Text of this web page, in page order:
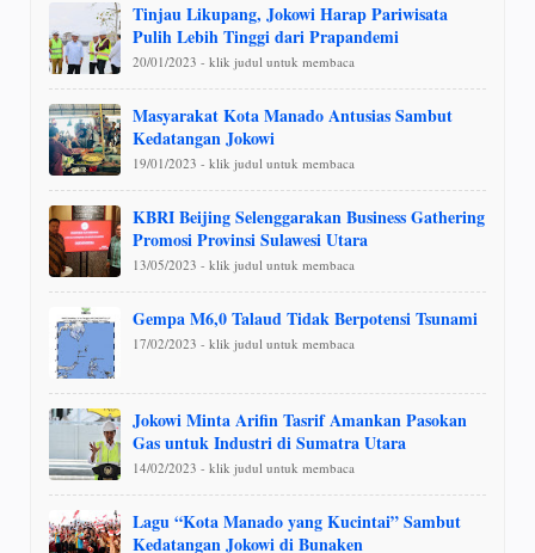
Tinjau Likupang, Jokowi Harap Pariwisata
Pulih Lebih Tinggi dari Prapandemi
20/01/2023 - klik judul untuk membaca
Masyarakat Kota Manado Antusias Sambut
Kedatangan Jokowi
19/01/2023 - klik judul untuk membaca
KBRI Beijing Selenggarakan Business Gathering
Promosi Provinsi Sulawesi Utara
13/05/2023 - klik judul untuk membaca
Gempa M6,0 Talaud Tidak Berpotensi Tsunami
17/02/2023 - klik judul untuk membaca
Jokowi Minta Arifin Tasrif Amankan Pasokan
Gas untuk Industri di Sumatra Utara
14/02/2023 - klik judul untuk membaca
Lagu “Kota Manado yang Kucintai” Sambut
Kedatangan Jokowi di Bunaken